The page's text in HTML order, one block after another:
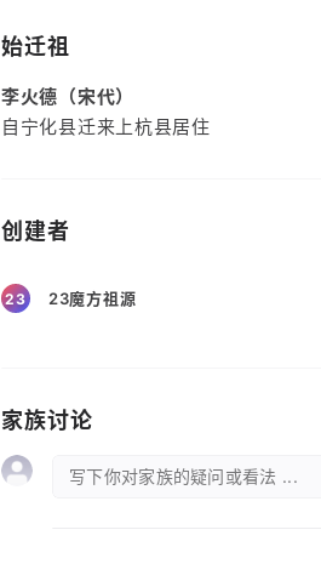
始迁祖
李火德（宋代）
自宁化县迁来上杭县居住
创建者
23 23魔方祖源
家族讨论
写下你对家族的疑问或看法 ...